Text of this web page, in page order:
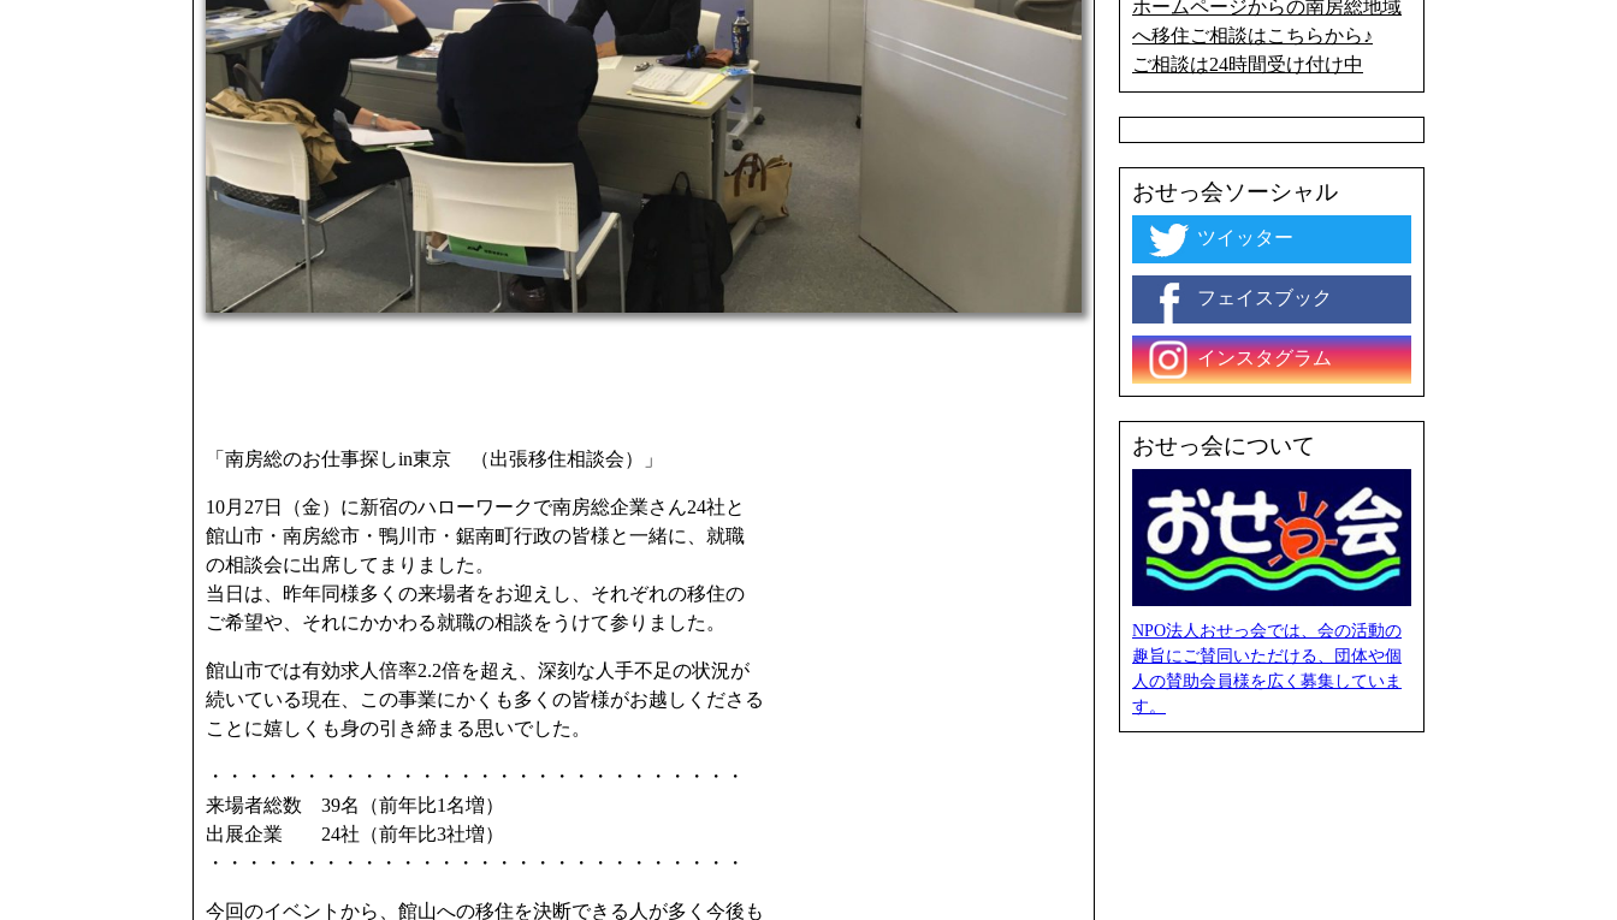
「南房総のお仕事探しin東京 （出張移住相談会）」
10月27日（金）に新宿のハローワークで南房総企業さん24社と
館山市・南房総市・鴨川市・鋸南町行政の皆様と一緒に、就職
の相談会に出席してまりました。
当日は、昨年同様多くの来場者をお迎えし、それぞれの移住の
ご希望や、それにかかわる就職の相談をうけて参りました。
館山市では有効求人倍率2.2倍を超え、深刻な人手不足の状況が
続いている現在、この事業にかくも多くの皆様がお越しくださる
ことに嬉しくも身の引き締まる思いでした。
・・・・・・・・・・・・・・・・・・・・・・・・・・・・
来場者総数 39名（前年比1名増）
出展企業 24社（前年比3社増）
・・・・・・・・・・・・・・・・・・・・・・・・・・・・
今回のイベントから、館山への移住を決断できる人が多く今後も
ホームページからの南房総地域
へ移住ご相談はこちらから♪
ご相談は24時間受け付け中
おせっ会ソーシャル
ツイッター
フェイスブック
インスタグラム
おせっ会について
NPO法人おせっ会では、会の活動の
趣旨にご賛同いただける、団体や個
人の賛助会員様を広く募集していま
す。